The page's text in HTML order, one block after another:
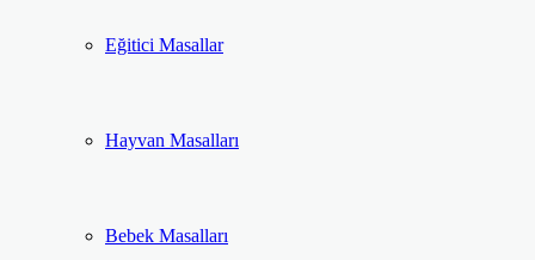
Eğitici Masallar
Hayvan Masalları
Bebek Masalları